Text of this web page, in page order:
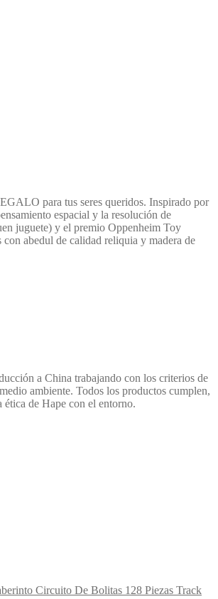
para tus seres queridos. Inspirado por
espacial y la resolución de
juguete) y el premio Oppenheim Toy
abedul de calidad reliquia y madera de
a China trabajando con los criterios de
ambiente. Todos los productos cumplen,
ética de Hape con el entorno.
Circuito De Bolitas 128 Piezas Track